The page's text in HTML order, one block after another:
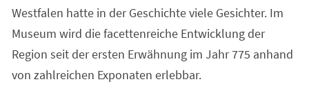
neuen
Westfalen hatte in der Geschichte viele Gesichter. Im
Museum wird die facettenreiche Entwicklung der
Region seit der ersten Erwähnung im Jahr 775 anhand
von zahlreichen Exponaten erlebbar.